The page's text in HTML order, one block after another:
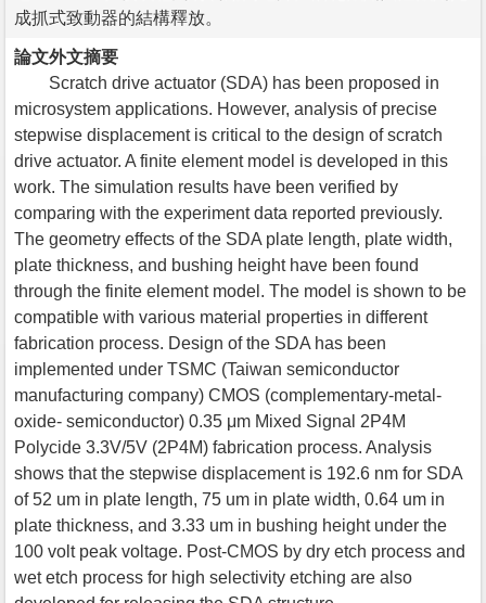
成抓式致動器的結構釋放。
論文外文摘要
Scratch drive actuator (SDA) has been proposed in
microsystem applications. However, analysis of precise
stepwise displacement is critical to the design of scratch
drive actuator. A finite element model is developed in this
work. The simulation results have been verified by
comparing with the experiment data reported previously.
The geometry effects of the SDA plate length, plate width,
plate thickness, and bushing height have been found
through the finite element model. The model is shown to be
compatible with various material properties in different
fabrication process. Design of the SDA has been
implemented under TSMC (Taiwan semiconductor
manufacturing company) CMOS (complementary-metal-
oxide- semiconductor) 0.35 μm Mixed Signal 2P4M
Polycide 3.3V/5V (2P4M) fabrication process. Analysis
shows that the stepwise displacement is 192.6 nm for SDA
of 52 um in plate length, 75 um in plate width, 0.64 um in
plate thickness, and 3.33 um in bushing height under the
100 volt peak voltage. Post-CMOS by dry etch process and
wet etch process for high selectivity etching are also